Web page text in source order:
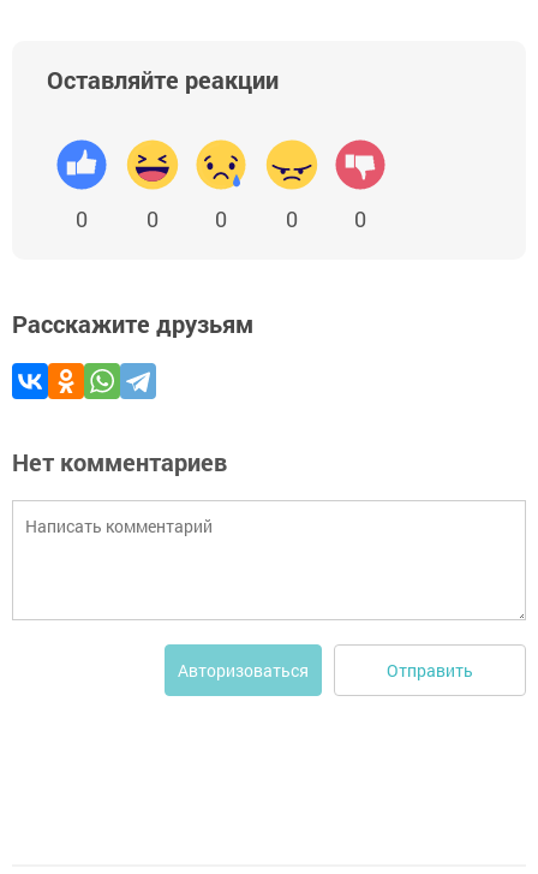
Оставляйте реакции
0 0 0 0 0
Расскажите друзьям
Нет комментариев
Авторизоваться Отправить